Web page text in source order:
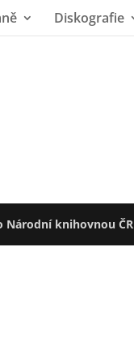
Diskografie
Národní knihovnou ČR